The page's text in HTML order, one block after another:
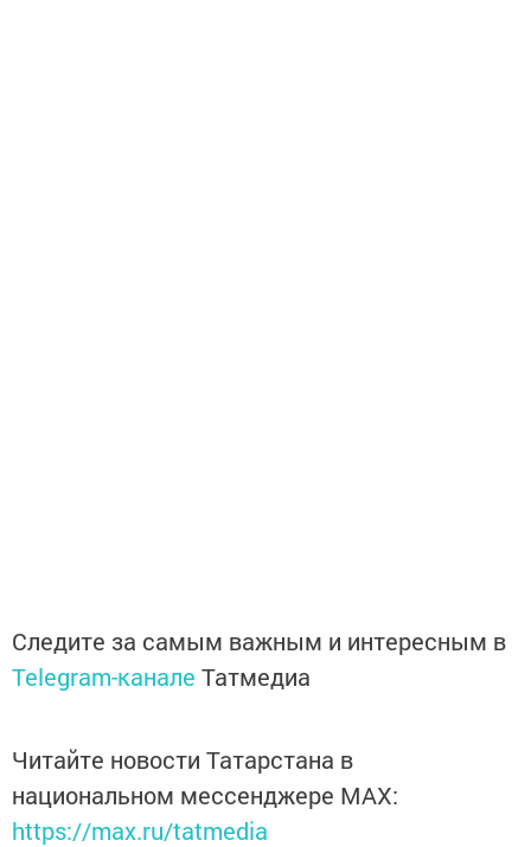
Следите за самым важным и интересным в
Telegram-канале Татмедиа
Читайте новости Татарстана в
национальном мессенджере MАХ:
https://max.ru/tatmedia